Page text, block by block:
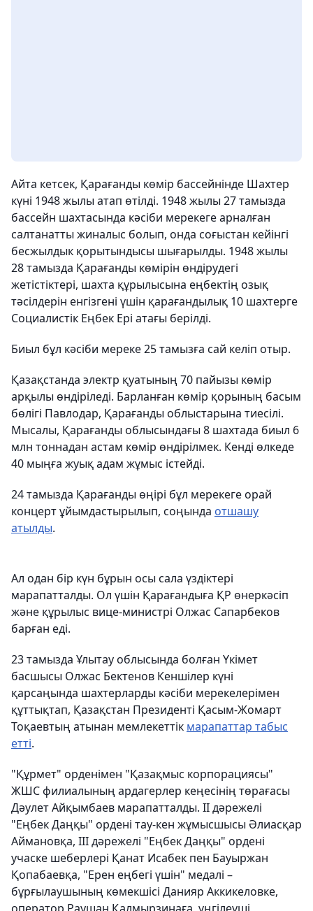
Айта кетсек, Қарағанды көмір бассейнінде Шахтер
күні 1948 жылы атап өтілді. 1948 жылы 27 тамызда
бассейн шахтасында кәсіби мерекеге арналған
салтанатты жиналыс болып, онда соғыстан кейінгі
бесжылдык қорытындысы шығарылды. 1948 жылы
28 тамызда Қарағанды көмірін өндірудегі
жетістіктері, шахта құрылысына еңбектің озық
тәсілдерін енгізгені үшін қарағандылық 10 шахтерге
Социалистік Еңбек Ері атағы берілді.
Биыл бұл кәсіби мереке 25 тамызға сай келіп отыр.
Қазақстанда электр қуатының 70 пайызы көмір
арқылы өндіріледі. Барланған көмір қорының басым
бөлігі Павлодар, Қарағанды облыстарына тиесілі.
Мысалы, Қарағанды облысындағы 8 шахтада биыл 6
млн тоннадан астам көмір өндірілмек. Кенді өлкеде
40 мыңға жуық адам жұмыс істейді.
24 тамызда Қарағанды өңірі бұл мерекеге орай
концерт ұйымдастырылып, соңында отшашу
атылды.
Ал одан бір күн бұрын осы сала үздіктері
марапатталды. Ол үшін Қарағандыға ҚР өнеркәсіп
және құрылыс вице-министрі Олжас Сапарбеков
барған еді.
23 тамызда Ұлытау облысында болған Үкімет
басшысы Олжас Бектенов Кеншілер күні
қарсаңында шахтерларды кәсіби мерекелерімен
құттықтап, Қазақстан Президенті Қасым-Жомарт
Тоқаевтың атынан мемлекеттік марапаттар табыс
етті.
"Құрмет" орденімен "Қазақмыс корпорациясы"
ЖШС филиалының ардагерлер кеңесінің төрағасы
Дәулет Айқымбаев марапатталды. ІІ дәрежелі
"Еңбек Даңқы" ордені тау-кен жұмысшысы Әлиасқар
Аймановқа, ІІІ дәрежелі "Еңбек Даңқы" ордені
учаске шеберлері Қанат Исабек пен Бауыржан
Қопабаевқа, "Ерен еңбегі үшін" медалі –
бұрғылаушының көмекшісі Данияр Аккикеловке,